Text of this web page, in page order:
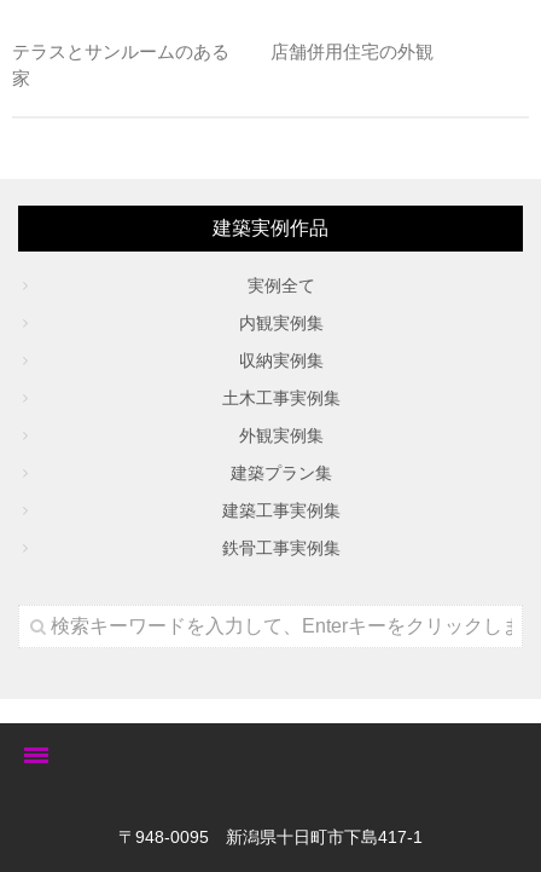
テラスとサンルームのある
家
店舗併用住宅の外観
建築実例作品
実例全て
内観実例集
収納実例集
土木工事実例集
外観実例集
建築プラン集
建築工事実例集
鉄骨工事実例集
〒948-0095 新潟県十日町市下島417-1